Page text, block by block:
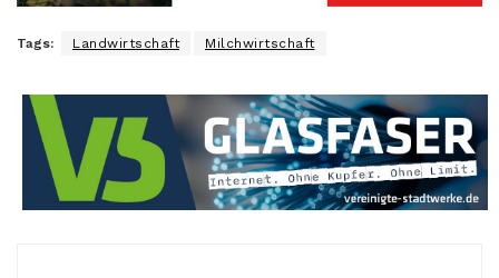
Tags: Landwirtschaft Milchwirtschaft